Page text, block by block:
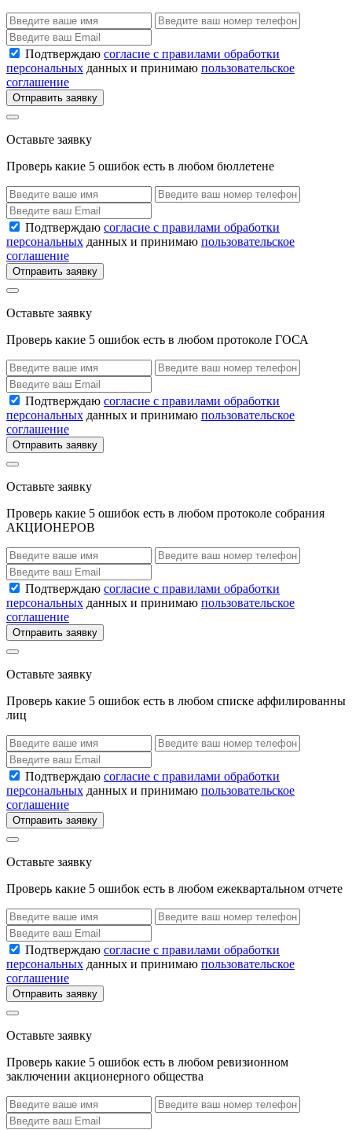
Подтверждаю согласие с правилами обработки
персональных данных и принимаю пользовательское
соглашение
Отправить заявку
Оставьте заявку
Проверь какие 5 ошибок есть в любом бюллетене
Подтверждаю согласие с правилами обработки
персональных данных и принимаю пользовательское
соглашение
Отправить заявку
Оставьте заявку
Проверь какие 5 ошибок есть в любом протоколе ГОСА
Подтверждаю согласие с правилами обработки
персональных данных и принимаю пользовательское
соглашение
Отправить заявку
Оставьте заявку
Проверь какие 5 ошибок есть в любом протоколе собрания
АКЦИОНЕРОВ
Подтверждаю согласие с правилами обработки
персональных данных и принимаю пользовательское
соглашение
Отправить заявку
Оставьте заявку
Проверь какие 5 ошибок есть в любом списке аффилированны
лиц
Подтверждаю согласие с правилами обработки
персональных данных и принимаю пользовательское
соглашение
Отправить заявку
Оставьте заявку
Проверь какие 5 ошибок есть в любом ежеквартальном отчете
Подтверждаю согласие с правилами обработки
персональных данных и принимаю пользовательское
соглашение
Отправить заявку
Оставьте заявку
Проверь какие 5 ошибок есть в любом ревизионном
заключении акционерного общества